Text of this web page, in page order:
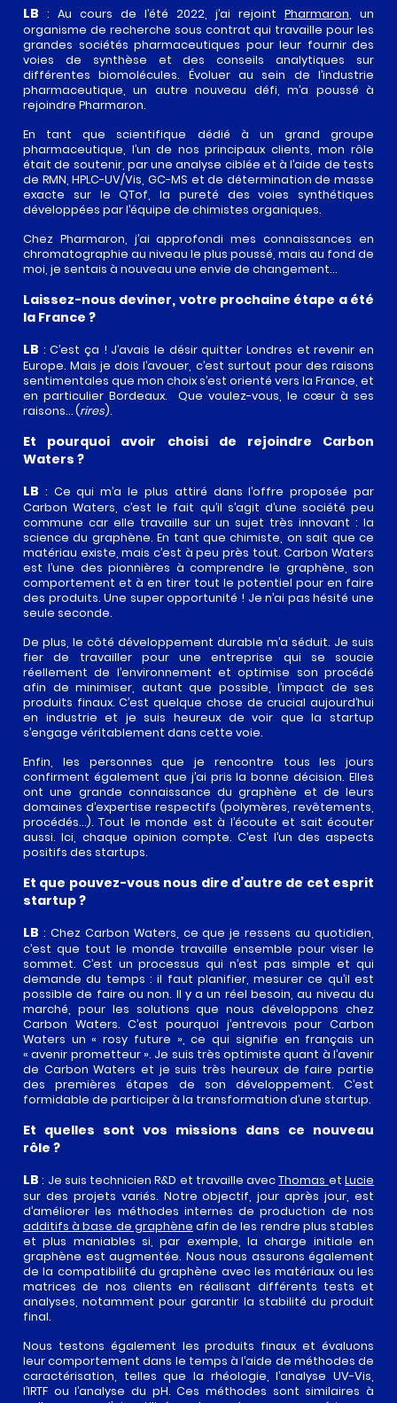
OPTIM
DE CAS ET
TÉMOIGNAGES
PRESS ROOM
INFINIMAT
LB : Au cours de l’été 2022, j’ai rejoint Pharmaron , un
organisme de recherche sous contrat qui travaille pour les
grandes sociétés pharmaceutiques pour leur fournir des
voies de synthèse et des conseils analytiques sur
différentes biomolécules. Évoluer au sein de l’industrie
pharmaceutique, un autre nouveau défi, m’a poussé à
rejoindre Pharmaron.
En tant que scientifique dédié à un grand groupe
pharmaceutique, l’un de nos principaux clients, mon rôle
était de soutenir, par une analyse ciblée et à l’aide de tests
de RMN, HPLC-UV/Vis, GC-MS et de détermination de masse
exacte sur le QTof, la pureté des voies synthétiques
développées par l’équipe de chimistes organiques.
Chez Pharmaron, j’ai approfondi mes connaissances en
chromatographie au niveau le plus poussé, mais au fond de
moi, je sentais à nouveau une envie de changement…
Laissez-nous deviner, votre prochaine étape a été
la France ?
LB : C’est ça ! J’avais le désir quitter Londres et revenir en
Europe. Mais je dois l’avouer, c’est surtout pour des raisons
sentimentales que mon choix s’est orienté vers la France, et
en particulier Bordeaux. Que voulez-vous, le cœur à ses
raisons… (rires).
Et pourquoi avoir choisi de rejoindre Carbon
Waters ?
LB : Ce qui m’a le plus attiré dans l’offre proposée par
Carbon Waters, c’est le fait qu’il s’agit d’une société peu
commune car elle travaille sur un sujet très innovant : la
science du graphène. En tant que chimiste, on sait que ce
matériau existe, mais c’est à peu près tout. Carbon Waters
est l’une des pionnières à comprendre le graphène, son
comportement et à en tirer tout le potentiel pour en faire
des produits. Une super opportunité ! Je n’ai pas hésité une
seule seconde.
De plus, le côté développement durable m’a séduit. Je suis
fier de travailler pour une entreprise qui se soucie
réellement de l’environnement et optimise son procédé
afin de minimiser, autant que possible, l’impact de ses
produits finaux. C’est quelque chose de crucial aujourd’hui
en industrie et je suis heureux de voir que la startup
s’engage véritablement dans cette voie.
Enfin, les personnes que je rencontre tous les jours
confirment également que j’ai pris la bonne décision. Elles
ont une grande connaissance du graphène et de leurs
domaines d’expertise respectifs (polymères, revêtements,
procédés…). Tout le monde est à l’écoute et sait écouter
aussi. Ici, chaque opinion compte. C’est l’un des aspects
positifs des startups.
Et que pouvez-vous nous dire d’autre de cet esprit
startup ?
LB : Chez Carbon Waters, ce que je ressens au quotidien,
c’est que tout le monde travaille ensemble pour viser le
sommet. C’est un processus qui n’est pas simple et qui
demande du temps : il faut planifier, mesurer ce qu’il est
possible de faire ou non. Il y a un réel besoin, au niveau du
marché, pour les solutions que nous développons chez
Carbon Waters. C’est pourquoi j’entrevois pour Carbon
Waters un « rosy future », ce qui signifie en français un
« avenir prometteur ». Je suis très optimiste quant à l’avenir
de Carbon Waters et je suis très heureux de faire partie
des premières étapes de son développement. C’est
formidable de participer à la transformation d’une startup.
Et quelles sont vos missions dans ce nouveau
rôle ?
LB : Je suis technicien R&D et travaille avecThomas etLucie
sur des projets variés. Notre objectif, jour après jour, est
d’améliorer les méthodes internes de production de nos
additifs à base de graphène afin de les rendre plus stables
et plus maniables si, par exemple, la charge initiale en
graphène est augmentée. Nous nous assurons également
de la compatibilité du graphène avec les matériaux ou les
matrices de nos clients en réalisant différents tests et
analyses, notamment pour garantir la stabilité du produit
final.
Nous testons également les produits finaux et évaluons
leur comportement dans le temps à l’aide de méthodes de
caractérisation, telles que la rhéologie, l’analyse UV-Vis,
l’IRTF ou l’analyse du pH. Ces méthodes sont similaires à